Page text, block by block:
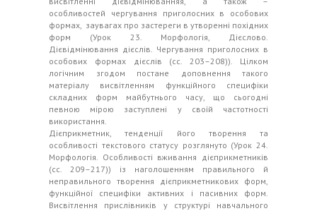
особливостей чергування приголосних в особових
формах, заувагах про застереги в утворенні похідних
форм (Урок 23. Морфологія, Дієслово.
Дієвідмінювання дієслів. Чергування приголосних в
особових формах дієслів (сс. 203–208)). Цілком
логічним згодом постане доповнення такого
матеріалу висвітленням функційного специфіки
складних форм майбутнього часу, що сьогодні
певною мірою заступлені у своїй частотності
використання.
Дієприкметник, тенденції його творення та
особливості текстового статусу розглянуто (Урок 24.
Морфологія. Особливості вживання дієприкметників
(сс. 209–217)) із наголошенням правильного й
неправильного творення дієприкметникових форм,
функційної специфіки активних і пасивних форм.
Висвітлення прислівників у структурі навчального